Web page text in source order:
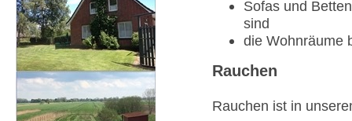
Sofas und
sind
die Wohnräume
Rauchen
Rauchen ist in